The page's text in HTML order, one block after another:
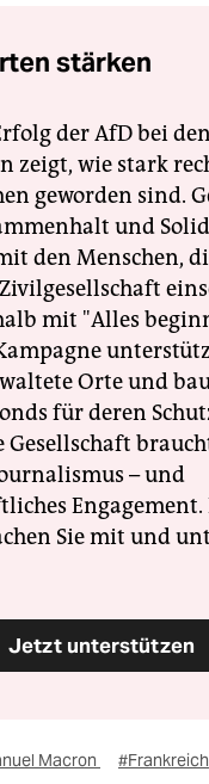
stärken
der AfD bei
zeigt, wie stark
geworden sind.
und
den Menschen,
mit "Alles
Orte und
für deren
Gesellschaft
– und
Engagement.
Sie mit und
Jetzt unterstützen
Macron #Frankreich